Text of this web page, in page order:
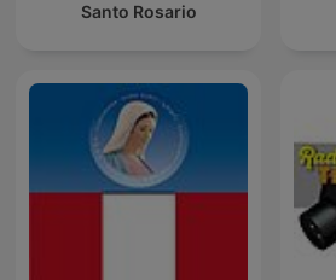
Santo Rosario